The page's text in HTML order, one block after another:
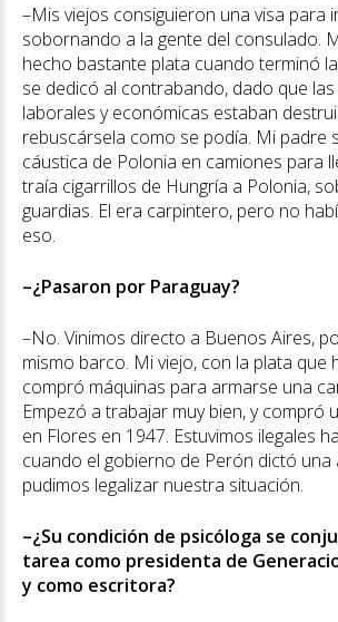
–Mis viejos consiguieron una visa para
sobornando a la gente del consulado.
hecho bastante plata cuando terminó
se dedicó al contrabando, dado que
laborales y económicas estaban
rebuscársela como se podía. Mi padre
cáustica de Polonia en camiones para
traía cigarrillos de Hungría a Polonia,
guardias. El era carpintero, pero no
eso.
–¿Pasaron por Paraguay?
–No. Vinimos directo a Buenos Aires,
mismo barco. Mi viejo, con la plata que
compró máquinas para armarse una
Empezó a trabajar muy bien, y compró
en Flores en 1947. Estuvimos ilegales
cuando el gobierno de Perón dictó una
pudimos legalizar nuestra situación.
–¿Su condición de psicóloga se
tarea como presidenta de
y como escritora?